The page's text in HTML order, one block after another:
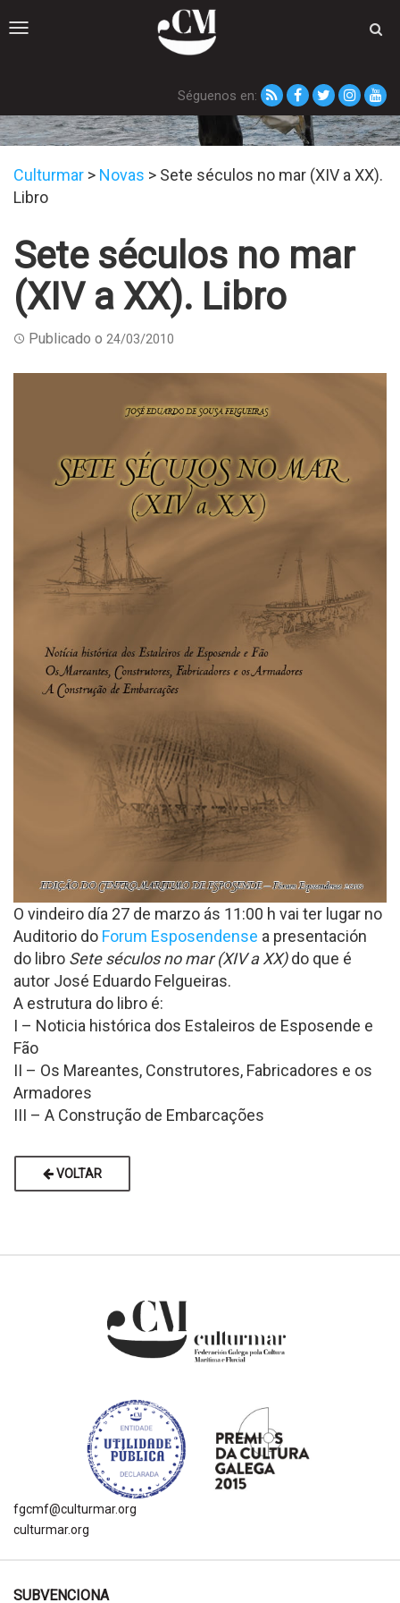
Toggle
Séguenos en:
Novas
Culturmar > Novas > Sete séculos no mar (XIV a XX).
Libro
Sete séculos no mar
(XIV a XX). Libro
Publicado o 24/03/2010
O vindeiro día 27 de marzo ás 11:00 h vai ter lugar no
Auditorio do Forum Esposendense a presentación
do libro Sete séculos no mar (XIV a XX)do que é
autor José Eduardo Felgueiras.
A estrutura do libro é:
I – Noticia histórica dos Estaleiros de Esposende e
Fão
II – Os Mareantes, Construtores, Fabricadores e os
Armadores
III – A Construção de Embarcações
VOLTAR
fgcmf@culturmar.org
culturmar.org
SUBVENCIONA